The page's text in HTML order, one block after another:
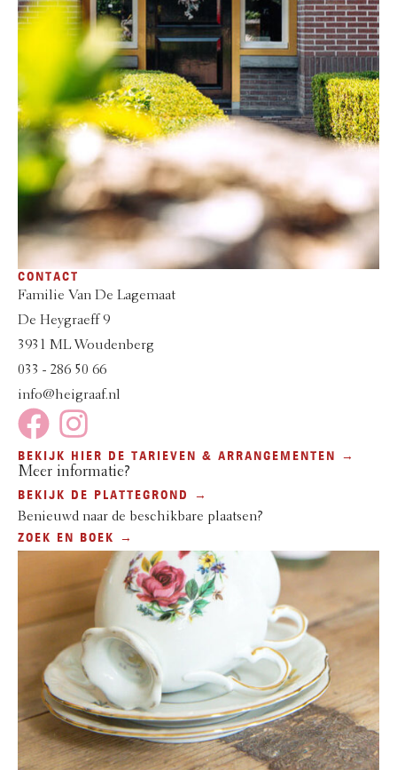
CONTACT
Familie Van De Lagemaat
De Heygraeff 9
3931 ML Woudenberg
033 - 286 50 66
info@heigraaf.nl
BEKIJK HIER DE TARIEVEN & ARRANGEMENTEN →
Meer informatie?
BEKIJK DE PLATTEGROND →
Benieuwd naar de beschikbare plaatsen?
ZOEK EN BOEK →